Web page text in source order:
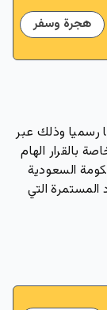
هجرة وسفر
رسميا وذلك عبر
بالقرار الهام
السعودية
المستمرة التي